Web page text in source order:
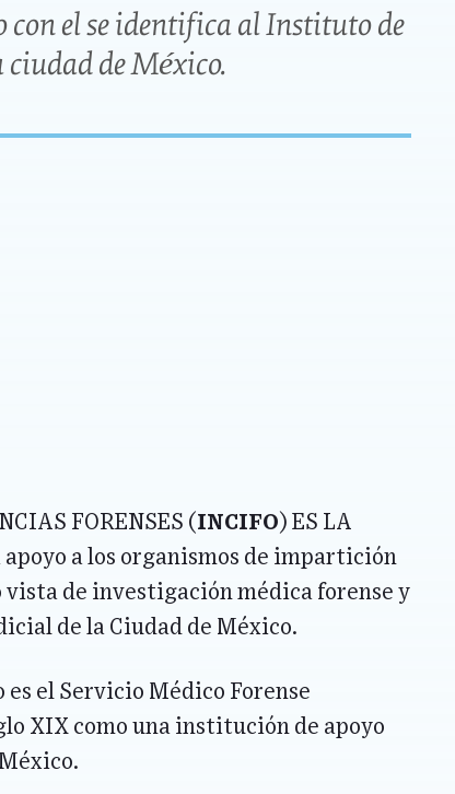
con el se identifica al Instituto de
ciudad de México.
Forenses (INCIFO ) es la
a los organismos de impartición
de investigación médica forense y
de la Ciudad de México.
el Servicio Médico Forense
XIX como una institución de apoyo